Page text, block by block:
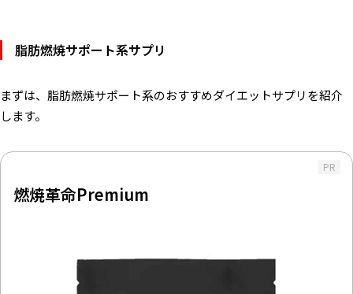
脂肪燃焼サポート系サプリ
まずは、脂肪燃焼サポート系のおすすめダイエットサプリを紹介
します。
PR
燃焼革命Premium